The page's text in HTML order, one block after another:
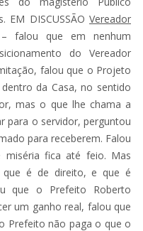
EM DISCUSSÃO Vereador
falou que em nenhum
do Vereador
falou que o Projeto
da Casa, no sentido
mas o que lhe chama a
para o servidor, perguntou
para receberem. Falou
miséria fica até feio. Mas
é de direito, e que é
que o Prefeito Roberto
um ganho real, falou que
Prefeito não paga o que o